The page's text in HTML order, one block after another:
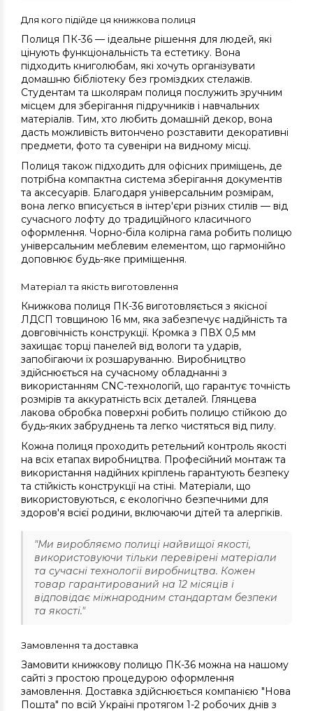
Для кого підійде ця книжкова полиця
Полиця ПК-36 — ідеальне рішення для людей, які
цінують функціональність та естетику. Вона
підходить книголюбам, які хочуть організувати
домашню бібліотеку без громіздких стелажів.
Студентам та школярам полиця послужить зручним
місцем для зберігання підручників і навчальних
матеріалів. Тим, хто любить домашній декор, вона
дасть можливість витончено розставити декоративні
предмети, фото та сувеніри на видному місці.
Полиця також підходить для офісних приміщень, де
потрібна компактна система зберігання документів
та аксесуарів. Благодаря універсальним розмірам,
вона легко вписується в інтер'єри різних стилів — від
сучасного лофту до традиційного класичного
оформлення. Чорно-біла колірна гама робить полицю
універсальним меблевим елементом, що гармонійно
доповнює будь-яке приміщення.
Матеріал та якість виготовлення
Книжкова полиця ПК-36 виготовляється з якісної
ЛДСП товщиною 16 мм, яка забезпечує надійність та
довговічність конструкції. Кромка з ПВХ 0,5 мм
захищає торці панелей від вологи та ударів,
запобігаючи їх розшаруванню. Виробництво
здійснюється на сучасному обладнанні з
використанням CNC-технологій, що гарантує точність
розмірів та аккуратність всіх деталей. Глянцева
лакова обробка поверхні робить полицю стійкою до
будь-яких забруднень та легко чистяться від пилу.
Кожна полиця проходить ретельний контроль якості
на всіх етапах виробництва. Професійний монтаж та
використання надійних кріплень гарантують безпеку
та стійкість конструкції на стіні. Матеріали, що
використовуються, є екологічно безпечними для
здоров'я всієї родини, включаючи дітей та алергіків.
"Ми виробляємо полиці найвищої якості,
використовуючи тільки перевірені матеріали
та сучасні технології виробництва. Кожен
товар гарантирований на 12 місяців і
відповідає міжнародним стандартам безпеки
та якості."
Замовлення та доставка
Замовити книжкову полицю ПК-36 можна на нашому
сайті з простою процедурою оформлення
замовлення. Доставка здійснюється компанією "Нова
Пошта" по всій Україні протягом 1-2 робочих днів з